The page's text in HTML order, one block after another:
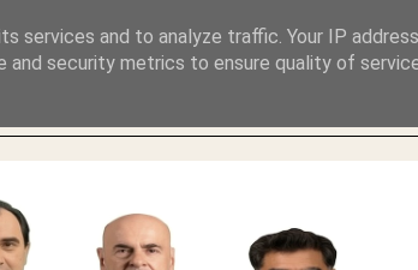
services and to analyze traffic. Your IP
and security metrics to ensure quality of